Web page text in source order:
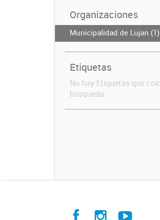
Organizaciones
Municipalidad de Lujan (1)
Etiquetas
No hay Etiquetas que
búsqueda